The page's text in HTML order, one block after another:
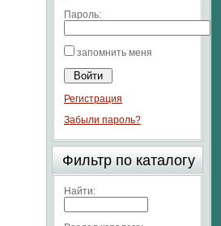
Пароль:
запомнить меня
Регистрация
Забыли пароль?
Фильтр по каталогу
Найти: